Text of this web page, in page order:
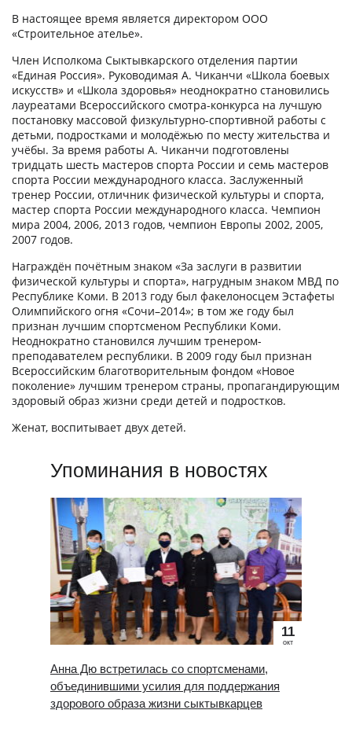
В настоящее время является директором ООО
«Строительное ателье».
Член Исполкома Сыктывкарского отделения партии
«Единая Россия». Руководимая А. Чиканчи «Школа боевых
искусств» и «Школа здоровья» неоднократно становились
лауреатами Всероссийского смотра-конкурса на лучшую
постановку массовой физкультурно-спортивной работы с
детьми, подростками и молодёжью по месту жительства и
учёбы. За время работы А. Чиканчи подготовлены
тридцать шесть мастеров спорта России и семь мастеров
спорта России международного класса. Заслуженный
тренер России, отличник физической культуры и спорта,
мастер спорта России международного класса. Чемпион
мира 2004, 2006, 2013 годов, чемпион Европы 2002, 2005,
2007 годов.
Награждён почётным знаком «За заслуги в развитии
физической культуры и спорта», нагрудным знаком МВД по
Республике Коми. В 2013 году был факелоносцем Эстафеты
Олимпийского огня «Сочи–2014»; в том же году был
признан лучшим спортсменом Республики Коми.
Неоднократно становился лучшим тренером-
преподавателем республики. В 2009 году был признан
Всероссийским благотворительным фондом «Новое
поколение» лучшим тренером страны, пропагандирующим
здоровый образ жизни среди детей и подростков.
Женат, воспитывает двух детей.
Упоминания в новостях
Анна Дю встретилась со спортсменами,
объединившими усилия для поддержания
здорового образа жизни сыктывкарцев
11
окт